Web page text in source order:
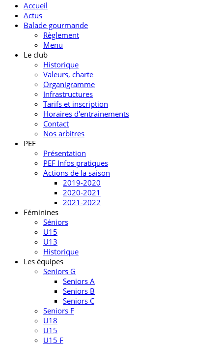
Accueil
Actus
Balade gourmande
Règlement
Menu
Le club
Historique
Valeurs, charte
Organigramme
Infrastructures
Tarifs et inscription
Horaires d'entrainements
Contact
Nos arbitres
PEF
Présentation
PEF Infos pratiques
Actions de la saison
2019-2020
2020-2021
2021-2022
Féminines
Séniors
U15
U13
Historique
Les équipes
Seniors G
Seniors A
Seniors B
Seniors C
Seniors F
U18
U15
U15 F